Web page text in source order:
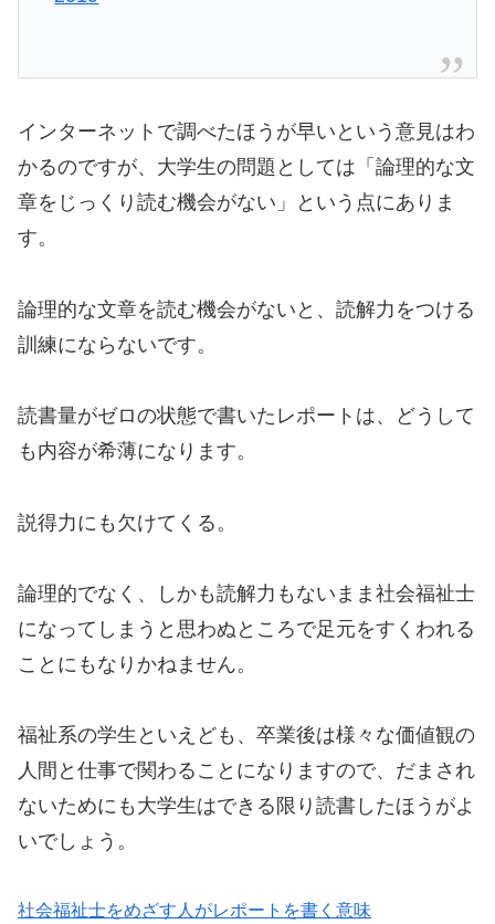
インターネットで調べたほうが早いという意見はわ
かるのですが、大学生の問題としては「論理的な文
章をじっくり読む機会がない」という点にありま
す。
論理的な文章を読む機会がないと、読解力をつける
訓練にならないです。
読書量がゼロの状態で書いたレポートは、どうして
も内容が希薄になります。
説得力にも欠けてくる。
論理的でなく、しかも読解力もないまま社会福祉士
になってしまうと思わぬところで足元をすくわれる
ことにもなりかねません。
福祉系の学生といえども、卒業後は様々な価値観の
人間と仕事で関わることになりますので、だまされ
ないためにも大学生はできる限り読書したほうがよ
いでしょう。
社会福祉士をめざす人がレポートを書く意味